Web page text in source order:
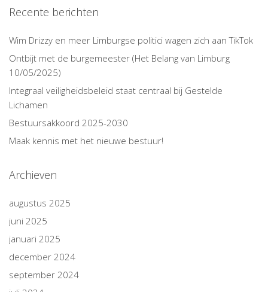
Recente berichten
Wim Drizzy en meer Limburgse politici wagen zich aan TikTok
Ontbijt met de burgemeester (Het Belang van Limburg
10/05/2025)
Integraal veiligheidsbeleid staat centraal bij Gestelde
Lichamen
Bestuursakkoord 2025-2030
Maak kennis met het nieuwe bestuur!
Archieven
augustus 2025
juni 2025
januari 2025
december 2024
september 2024